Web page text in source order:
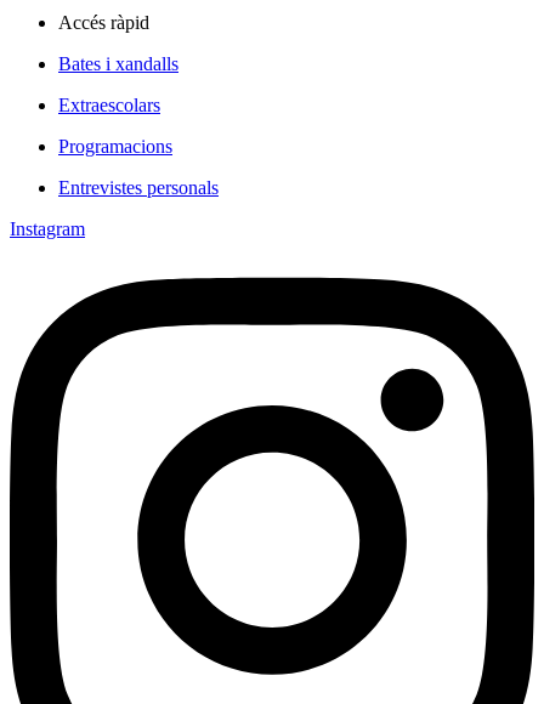
Accés ràpid
Bates i xandalls
Extraescolars
Programacions
Entrevistes personals
Instagram